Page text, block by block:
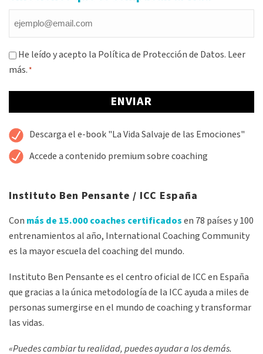
Consentimiento
*
He leído y acepto la Política de Protección de Datos. Leer
más.*
Alternative:
Descarga el e-book "La Vida Salvaje de las Emociones"
Accede a contenido premium sobre coaching
Instituto Ben Pensante / ICC España
Con más de 15.000 coaches certificadosen 78 países y 100
entrenamientos al año, International Coaching Community
es la mayor escuela del coaching del mundo.
Instituto Ben Pensante es el centro oficial de ICC en España
que gracias a la única metodología de la ICC ayuda a miles de
personas sumergirse en el mundo de coaching y transformar
las vidas.
«Puedes cambiar tu realidad, puedes ayudar a los demás.